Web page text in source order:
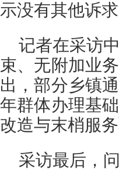
示没有其他诉
记者在采访
束、无附加业
出，部分乡镇
年群体办理基
改造与末梢服
采访最后，